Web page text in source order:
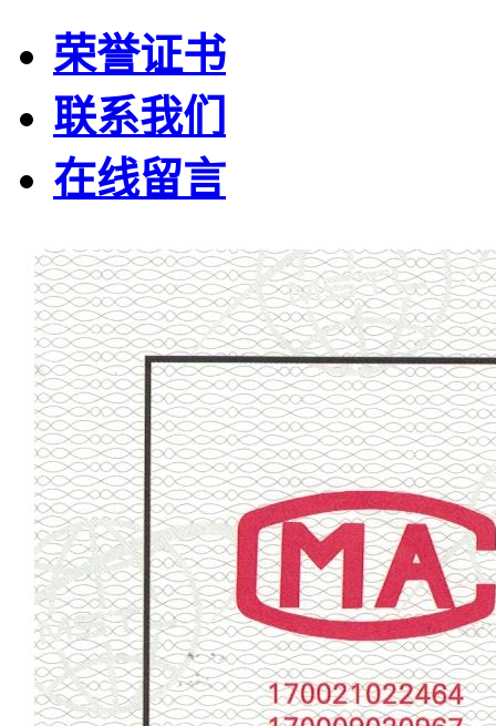
荣誉证书
联系我们
在线留言